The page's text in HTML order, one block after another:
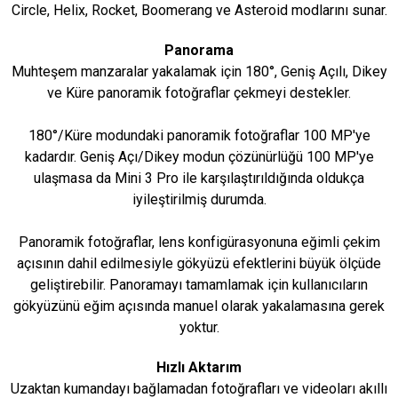
Circle, Helix, Rocket, Boomerang ve Asteroid modlarını sunar.
Panorama
Muhteşem manzaralar yakalamak için 180°, Geniş Açılı, Dikey
ve Küre panoramik fotoğraflar çekmeyi destekler.
180°/Küre modundaki panoramik fotoğraflar 100 MP'ye
kadardır. Geniş Açı/Dikey modun çözünürlüğü 100 MP'ye
ulaşmasa da Mini 3 Pro ile karşılaştırıldığında oldukça
iyileştirilmiş durumda.
Panoramik fotoğraflar, lens konfigürasyonuna eğimli çekim
açısının dahil edilmesiyle gökyüzü efektlerini büyük ölçüde
geliştirebilir. Panoramayı tamamlamak için kullanıcıların
gökyüzünü eğim açısında manuel olarak yakalamasına gerek
yoktur.
Hızlı Aktarım
Uzaktan kumandayı bağlamadan fotoğrafları ve videoları akıllı